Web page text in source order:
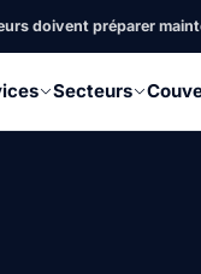
doivent préparer
Secteurs